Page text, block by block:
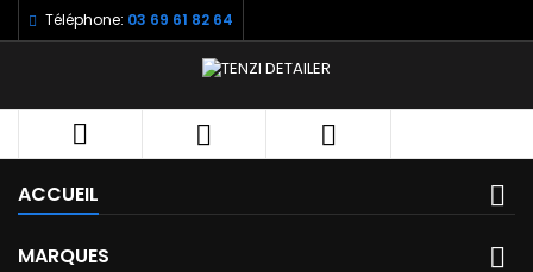
Téléphone: 03 69 61 82 64
  
ACCUEIL
MARQUES